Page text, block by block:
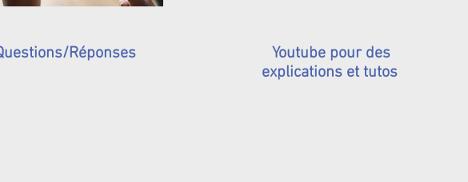
Réponses
Youtube pour des
explications et tutos